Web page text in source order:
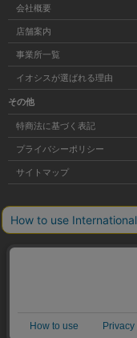
会社概要
店舗案内
事業所一覧
イオシスが選ばれる理由
その他
特商法に基づく表記
プライバシーポリシー
サイトマップ
大阪府公安委
Copyright ©